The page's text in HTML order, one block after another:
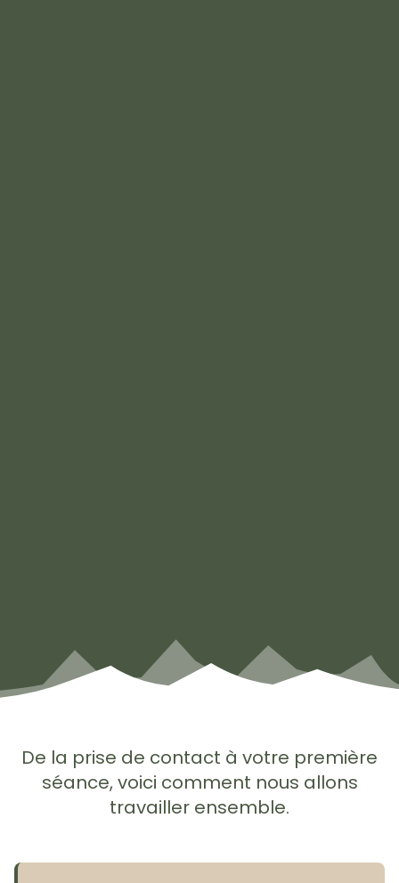
De la prise de contact à votre première
séance, voici comment nous allons
travailler ensemble.